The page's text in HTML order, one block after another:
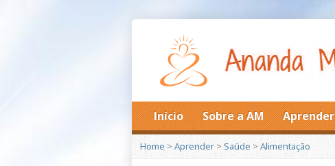
Início Sobre a AM Aprender
Home > Aprender > Saúde>Alimentação